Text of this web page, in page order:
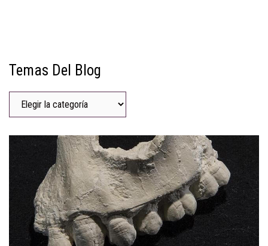
Temas Del Blog